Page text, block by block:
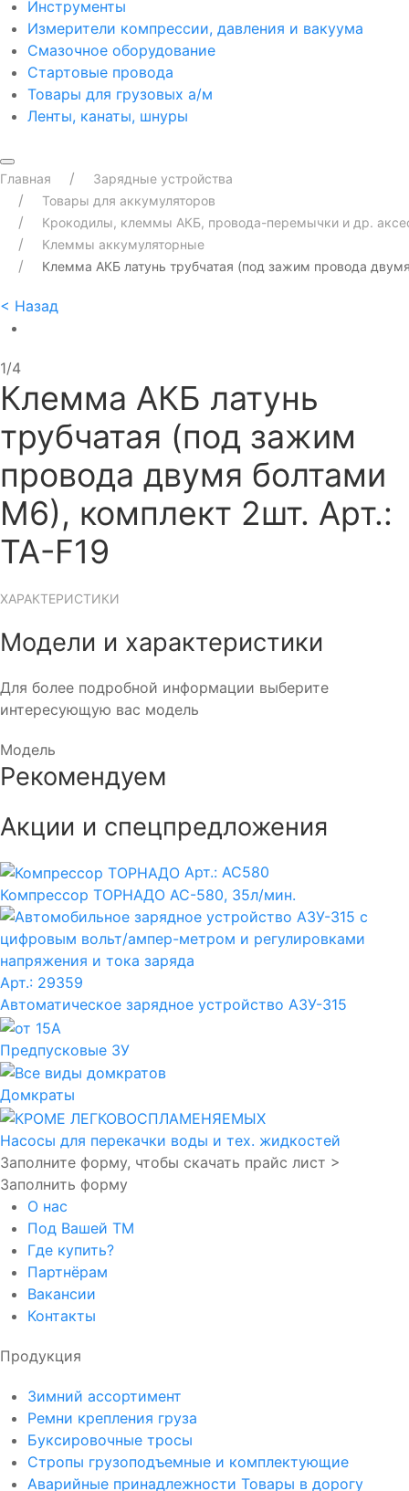
Инструменты
Измерители компрессии, давления и вакуума
Смазочное оборудование
Стартовые провода
Товары для грузовых а/м
Ленты, канаты, шнуры
Главная
Зарядные устройства
Товары для аккумуляторов
Крокодилы, клеммы АКБ, провода-перемычки и др.
Клеммы аккумуляторные
Клемма АКБ латунь трубчатая (под зажим провода
< Назад
1/4
Клемма АКБ латунь
трубчатая (под зажим
провода двумя болтами
М6), комплект 2шт. Арт.:
TA-F19
ХАРАКТЕРИСТИКИ
Модели и характеристики
Для более подробной информации выберите
интересующую вас модель
Модель
Рекомендуем
Акции и спецпредложения
Арт.: AC580
Компрессор ТОРНАДО АС-580, 35л/мин.
Арт.: 29359
Автоматическое зарядное устройство АЗУ-315
Предпусковые ЗУ
Домкраты
Насосы для перекачки воды и тех. жидкостей
Заполните форму, чтобы скачать прайс лист >
Заполнить форму
О нас
Под Вашей ТМ
Где купить?
Партнёрам
Вакансии
Контакты
Продукция
Зимний ассортимент
Ремни крепления груза
Буксировочные тросы
Стропы грузоподъемные и комплектующие
Аварийные принадлежности Товары в дорогу